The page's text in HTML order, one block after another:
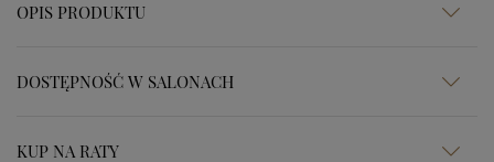
OPIS PRODUKTU
DOSTĘPNOŚĆ W SALONACH
KUP NA RATY